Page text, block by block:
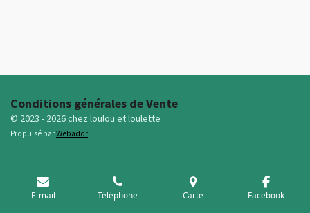
Conditions générales de Vente
© 2023 - 2026 chez loulou et loulette
Propulsé parWebador
E-mail Téléphone Carte Facebook